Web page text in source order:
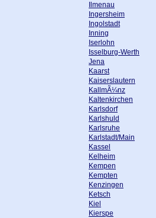
Ilmenau
Ingersheim
Ingolstadt
Inning
Iserlohn
Isselburg-Werth
Jena
Kaarst
Kaiserslautern
KallmÃ¼nz
Kaltenkirchen
Karlsdorf
Karlshuld
Karlsruhe
Karlstadt/Main
Kassel
Kelheim
Kempen
Kempten
Kenzingen
Ketsch
Kiel
Kierspe